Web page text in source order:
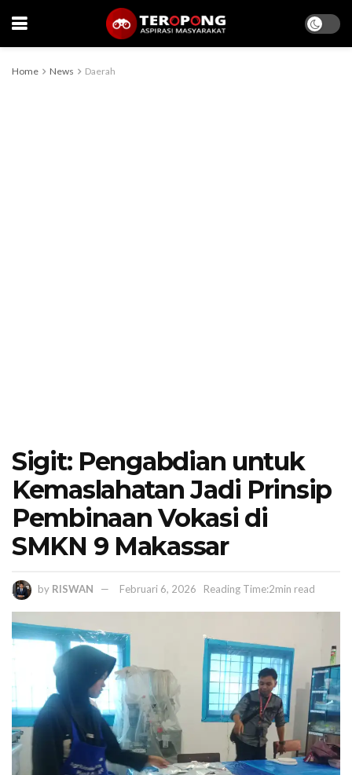
Home News Daerah
Sigit: Pengabdian untuk
Kemaslahatan Jadi Prinsip
Pembinaan Vokasi di
SMKN 9 Makassar
by RISWAN Februari 6, 2026 Reading Time:2min read